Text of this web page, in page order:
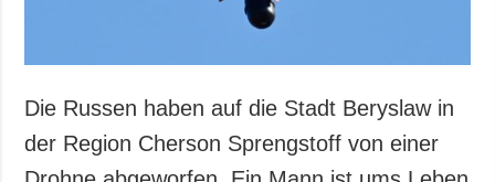
Die Russen haben auf die Stadt Beryslaw in
der Region Cherson Sprengstoff von einer